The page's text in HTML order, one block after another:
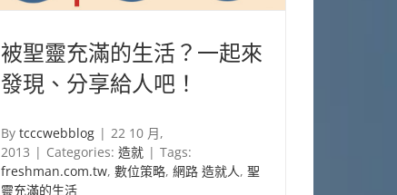
福
接
觸〉
被聖靈充滿的生活？一起來
發現、分享給人吧！
By tcccwebblog | 22 10 月,
2013 | Categories: 造就 | Tags:
freshman.com.tw, 數位策略, 網路 造就人, 聖
靈充滿的生活